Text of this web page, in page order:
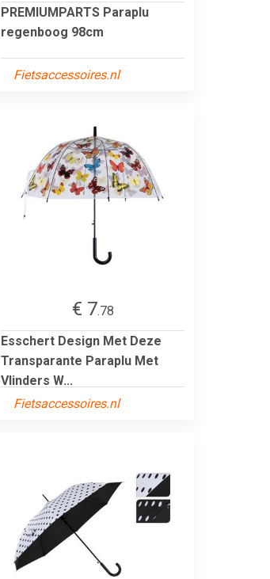
PREMIUMPARTS Paraplu
regenboog 98cm
Fietsaccessoires.nl
€ 7.78
Esschert Design Met Deze
Transparante Paraplu Met
Vlinders W...
Fietsaccessoires.nl